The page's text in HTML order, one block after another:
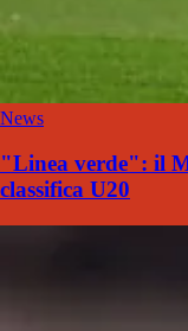
News
"Linea verde": il
classifica U20